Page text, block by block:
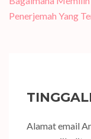
pos
Penerjemah Yang
Alamat email